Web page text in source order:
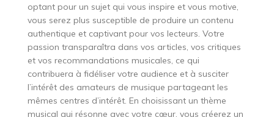
optant pour un sujet qui vous inspire et vous motive,
vous serez plus susceptible de produire un contenu
authentique et captivant pour vos lecteurs. Votre
passion transparaîtra dans vos articles, vos critiques
et vos recommandations musicales, ce qui
contribuera à fidéliser votre audience et à susciter
l’intérêt des amateurs de musique partageant les
mêmes centres d’intérêt. En choisissant un thème
musical qui résonne avec votre cœur, vous créerez un